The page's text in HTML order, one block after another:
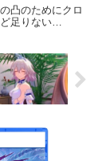
凸のためにクロ
足りない…